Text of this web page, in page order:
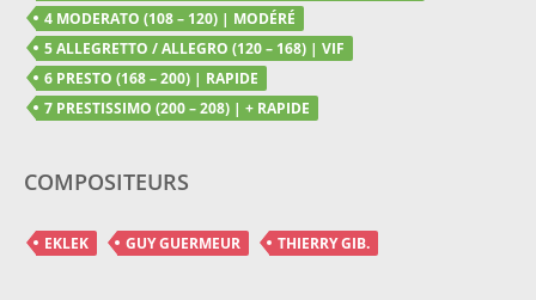
4 MODERATO (108 – 120) | MODÉRÉ
5 ALLEGRETTO / ALLEGRO (120 – 168) | VIF
6 PRESTO (168 – 200) | RAPIDE
7 PRESTISSIMO (200 – 208) | + RAPIDE
COMPOSITEURS
EKLEK GUY GUERMEUR THIERRY GIB.